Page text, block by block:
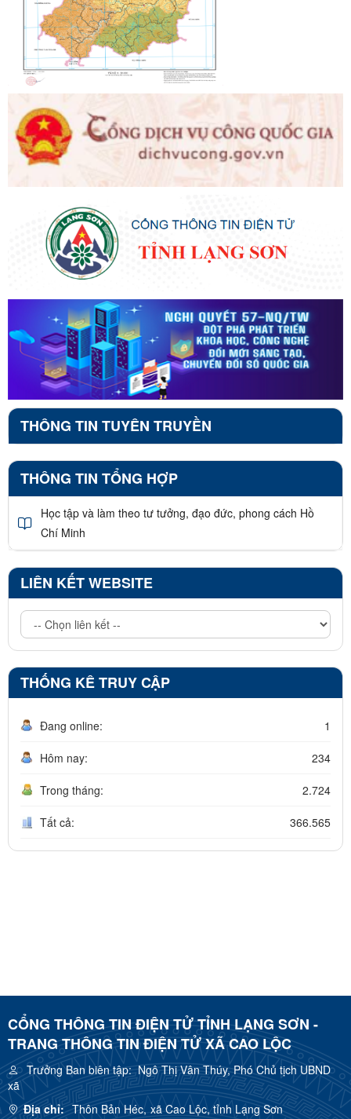
THÔNG TIN TUYÊN TRUYỀN
THÔNG TIN TỔNG HỢP
Học tập và làm theo tư tưởng, đạo đức, phong cách Hồ
Chí Minh
LIÊN KẾT WEBSITE
THỐNG KÊ TRUY CẬP
Đang online: 1
Hôm nay: 234
Trong tháng: 2.724
Tất cả: 366.565
CỔNG THÔNG TIN ĐIỆN TỬ TỈNH LẠNG SƠN -
TRANG THÔNG TIN ĐIỆN TỬ XÃ CAO LỘC
Trưởng Ban biên tập:Ngô Thị Vân Thúy, Phó Chủ tịch UBND
xã
Địa chỉ: Thôn Bản Héc, xã Cao Lộc, tỉnh Lạng Sơn